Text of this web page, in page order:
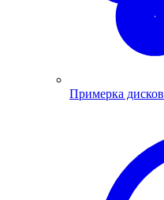
Примерка дисков